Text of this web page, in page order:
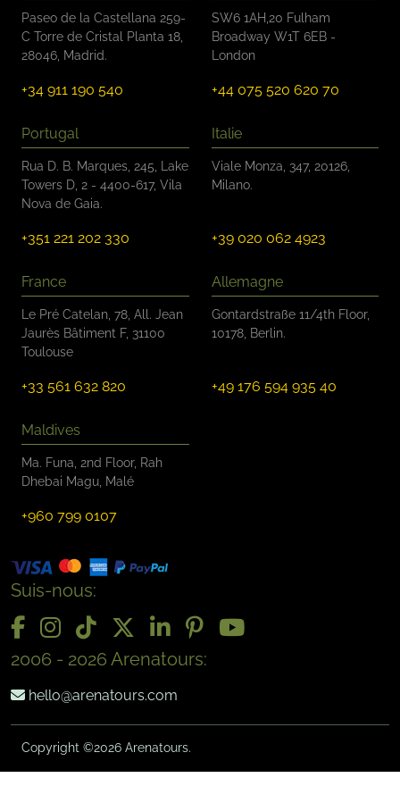
Paseo de la Castellana 259-
C Torre de Cristal Planta 18,
28046, Madrid.
+34 911 190 540
SW6 1AH,20 Fulham
Broadway W1T 6EB -
London
+44 075 520 620 70
Portugal
Rua D. B. Marques, 245, Lake
Towers D, 2 - 4400-617, Vila
Nova de Gaia.
+351 221 202 330
Italie
Viale Monza, 347, 20126,
Milano.
+39 020 062 4923
France
Le Pré Catelan, 78, All. Jean
Jaurès Bâtiment F, 31100
Toulouse
+33 561 632 820
Allemagne
Gontardstraße 11/4th Floor,
10178, Berlin.
+49 176 594 935 40
Maldives
Ma. Funa, 2nd Floor, Rah
Dhebai Magu, Malé
+960 799 0107
Suis-nous:
2006 - 2026 Arenatours:
hello@arenatours.com
Copyright ©2026 Arenatours.